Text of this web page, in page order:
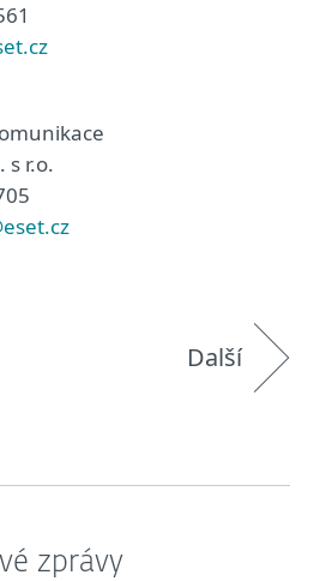
s r.o.
Další
zprávy